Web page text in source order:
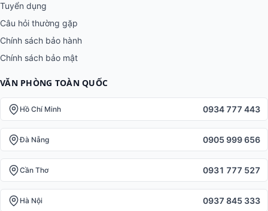
Tuyển dụng
Câu hỏi thường gặp
Chính sách bảo hành
Chính sách bảo mật
VĂN PHÒNG TOÀN QUỐC
Hồ Chí Minh 0934 777 443
Đà Nẵng 0905 999 656
Cần Thơ 0931 777 527
Hà Nội 0937 845 333